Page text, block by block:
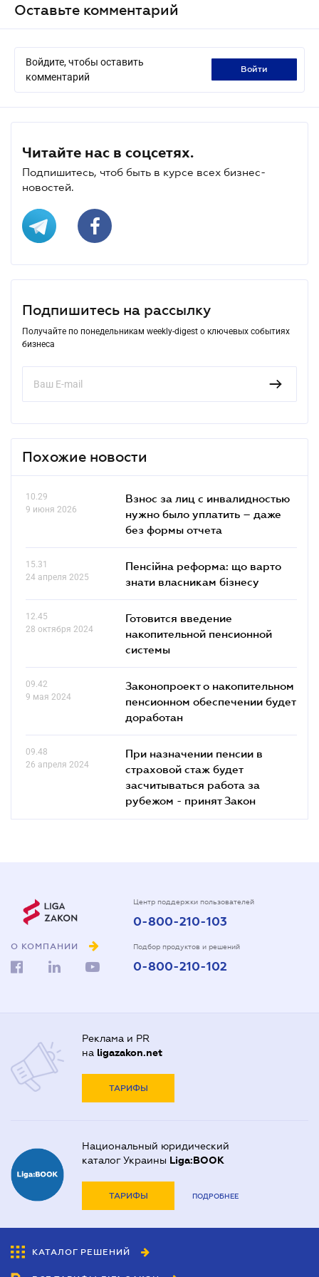
Оставьте комментарий
Войдите, чтобы оставить
комментарий
войти
Читайте нас в соцсетях.
Подпишитесь, чтоб быть в курсе всех бизнес-
новостей.
Подпишитесь на рассылку
Получайте по понедельникам weekly-digest о ключевых событиях
бизнеса
Похожие новости
10.29
9 июня 2026
Взнос за лиц с инвалидностью
нужно было уплатить – даже
без формы отчета
15.31
24 апреля 2025
Пенсійна реформа: що варто
знати власникам бізнесу
12.45
28 октября 2024
Готовится введение
накопительной пенсионной
системы
09.42
9 мая 2024
Законопроект о накопительном
пенсионном обеспечении будет
доработан
09.48
26 апреля 2024
При назначении пенсии в
страховой стаж будет
засчитываться работа за
рубежом - принят Закон
О КОМПАНИИ
Центр поддержки пользователей
0-800-210-103
Подбор продуктов и решений
0-800-210-102
Реклама и PR
на ligazakon.net
ТАРИФЫ
Национальный юридический
каталог Украины Liga:BOOK
ТАРИФЫ ПОДРОБНЕЕ
КАТАЛОГ РЕШЕНИЙ